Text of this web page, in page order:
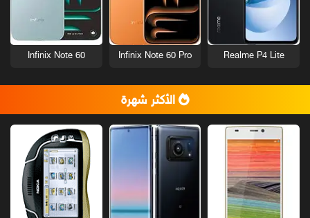
Realme P4 Lite
Infinix Note 60 Pro
Infinix Note 60
الأكثر شهرة